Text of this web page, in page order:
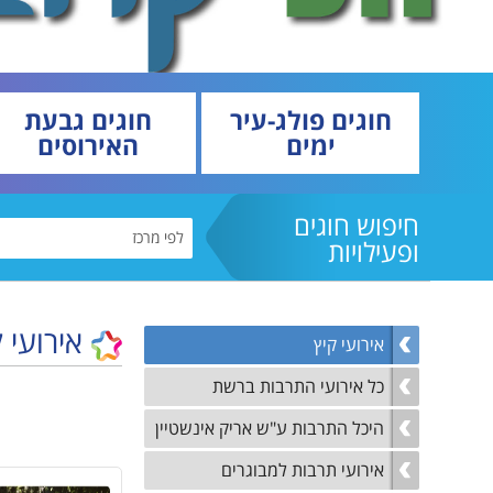
קיץ
הקיץ
נגישות והשתלבות
חוגים פולג-עיר
ימים
חוגים גבעת
האירוסים
חיפוש חוגים
ופעילויות
אירועי קיץ
כל אירועי התרבות ברשת
היכל התרבות ע"ש אריק אינשטיין
אירועי תרבות למבוגרים